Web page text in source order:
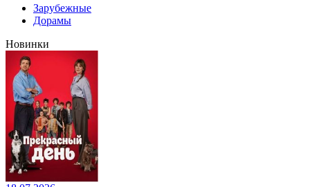
Зарубежные
Дорамы
Новинки